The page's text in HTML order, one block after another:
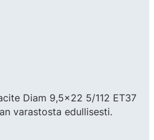
Diam 9,5×22 5/112 ET37
varastosta edullisesti.